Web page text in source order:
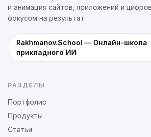
и анимация сайтов, приложений и
фокусом на результат.
Rakhmanov.School — Онлайн-школа
прикладного ИИ
РАЗДЕЛЫ
Портфолио
Продукты
Статьи